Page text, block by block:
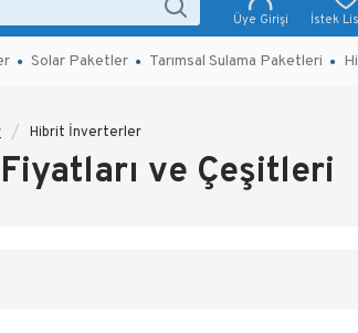
Üye Girişi İstek
Solar Paketler Tarımsal Sulama Paketleri
Hibrit İnverterler
ve Çeşitleri